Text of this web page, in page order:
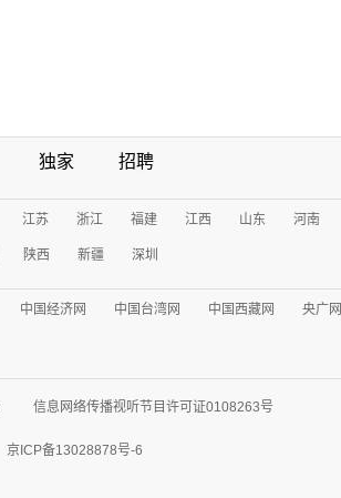
独家 招聘
江苏 浙江 福建 江西 山东 河南
陕西 新疆 深圳
中国经济网 中国台湾网 中国西藏网 央广网
信息网络传播视听节目许可证0108263号
京ICP备13028878号-6